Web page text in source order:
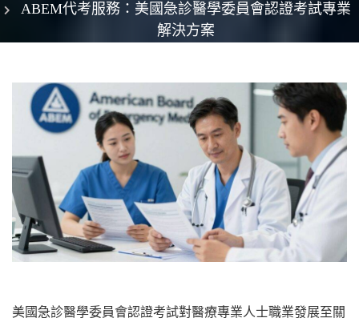
ABEM代考服務：美國急診醫學委員會認證考試專業
解決方案
美國急診醫學委員會認證考試對醫療專業人士職業發展至關